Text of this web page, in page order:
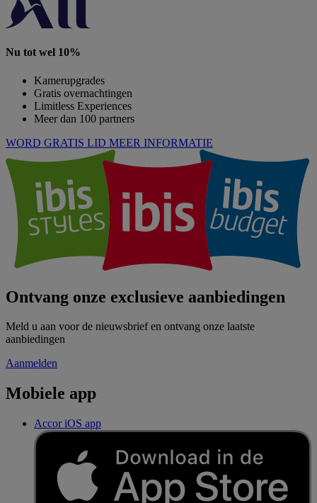
Nu tot wel 10%
Kamerupgrades
Gratis overnachtingen
Limitless Experiences
Meer dan 100 partners
WORD GRATIS LID MEER INFORMATIE
Ontvang onze exclusieve aanbiedingen
Meld u aan voor de nieuwsbrief en ontvang onze laatste
aanbiedingen
Aanmelden
Mobiele app
Accor iOS app